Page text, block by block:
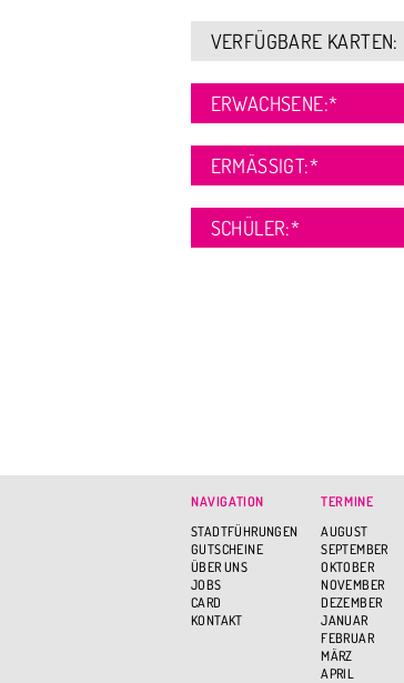
VERFÜGBARE KARTEN:
ERWACHSENE:*
ERMÄSSIGT: *
SCHÜLER:*
NAVIGATION
STADTFÜHRUNGEN
GUTSCHEINE
ÜBER UNS
JOBS
CARD
KONTAKT
TERMINE
AUGUST
SEPTEMBER
OKTOBER
NOVEMBER
DEZEMBER
JANUAR
FEBRUAR
MÄRZ
APRIL